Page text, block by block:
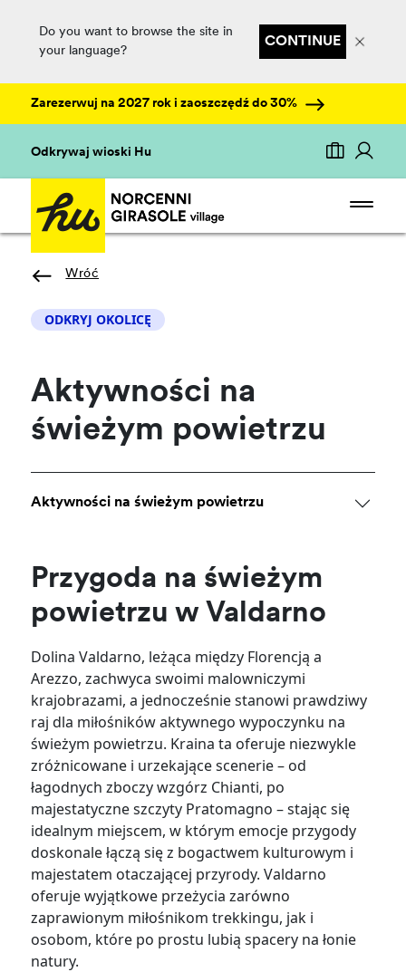
Do you want to browse the site in
your language?
CONTINUE
Zarezerwuj na 2027 rok i zaoszczędź do 30%
Odkrywaj wioski Hu
Wróć
ODKRYJ OKOLICĘ
Aktywności na
świeżym powietrzu
Aktywności na świeżym powietrzu
Przygoda na świeżym
powietrzu w Valdarno
Dolina Valdarno, leżąca między Florencją a
Arezzo, zachwyca swoimi malowniczymi
krajobrazami, a jednocześnie stanowi prawdziwy
raj dla miłośników aktywnego wypoczynku na
świeżym powietrzu. Kraina ta oferuje niezwykle
zróżnicowane i urzekające scenerie – od
łagodnych zboczy wzgórz Chianti, po
majestatyczne szczyty Pratomagno – stając się
idealnym miejscem, w którym emocje przygody
doskonale łączą się z bogactwem kulturowym i
majestatem otaczającej przyrody. Valdarno
oferuje wyjątkowe przeżycia zarówno
zaprawionym miłośnikom trekkingu, jak i
osobom, które po prostu lubią spacery na łonie
natury.